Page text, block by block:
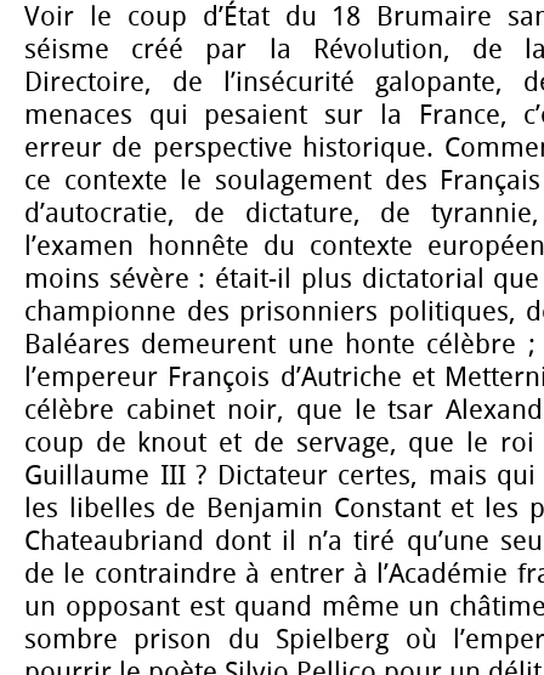
Voir le coup d’État du 18 Brumaire
séisme créé par la Révolution, de
Directoire, de l’insécurité
menaces qui pesaient sur la France,
erreur de perspective historique.
ce contexte le soulagement des
d’autocratie, de dictature, de
l’examen honnête du contexte
moins sévère : était-il plus dictatorial que
championne des prisonniers politiques,
Baléares demeurent une honte célèbre
l’empereur François d’Autriche et
célèbre cabinet noir, que le tsar
coup de knout et de servage, que le roi
Guillaume III ? Dictateur certes, mais
les libelles de Benjamin Constant et les
Chateaubriand dont il n’a tiré qu’une
de le contraindre à entrer à l’Académie
un opposant est quand même un
sombre prison du Spielberg où